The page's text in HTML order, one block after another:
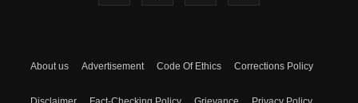
About us Advertisement Code Of Ethics Corrections Policy